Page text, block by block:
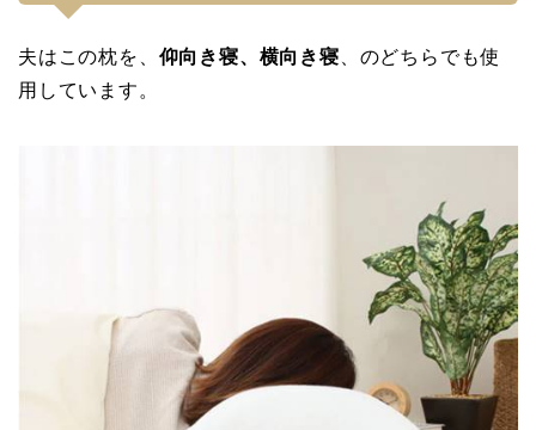
夫はこの枕を、 仰向き寝、横向き寝 、のどちらでも使
用しています。